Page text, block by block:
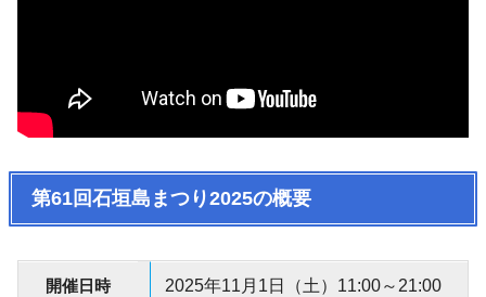
第61回石垣島まつり2025の概要
開催日時
2025年11月1日（土）11:00～21:00